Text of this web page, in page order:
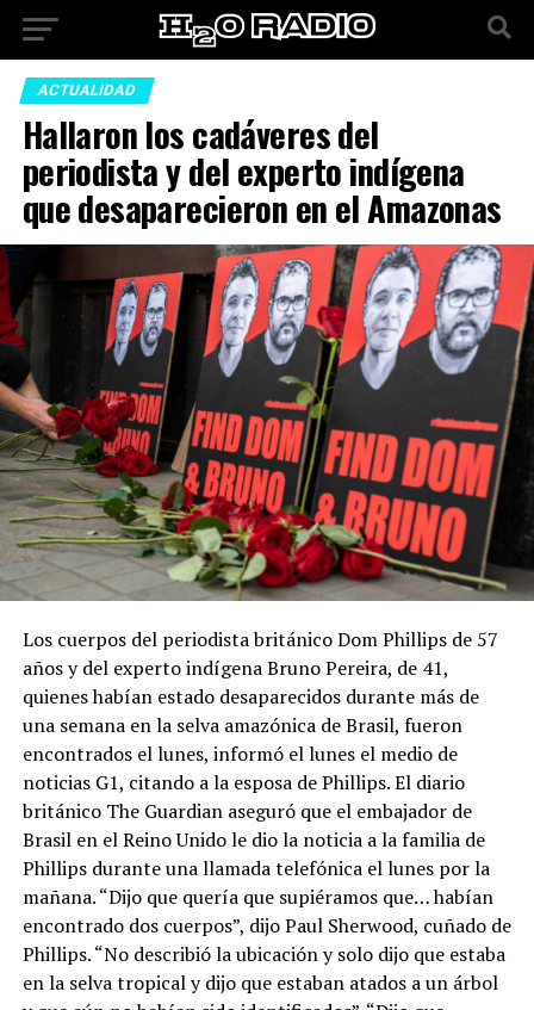
ACTUALIDAD
Hallaron los cadáveres del
periodista y del experto indígena
que desaparecieron en el Amazonas
Los cuerpos del periodista británico Dom Phillips de 57
años y del experto indígena Bruno Pereira, de 41,
quienes habían estado desaparecidos durante más de
una semana en la selva amazónica de Brasil, fueron
encontrados el lunes, informó el lunes el medio de
noticias G1, citando a la esposa de Phillips. El diario
británico The Guardian aseguró que el embajador de
Brasil en el Reino Unido le dio la noticia a la familia de
Phillips durante una llamada telefónica el lunes por la
mañana. “Dijo que quería que supiéramos que… habían
encontrado dos cuerpos”, dijo Paul Sherwood, cuñado de
Phillips. “No describió la ubicación y solo dijo que estaba
en la selva tropical y dijo que estaban atados a un árbol